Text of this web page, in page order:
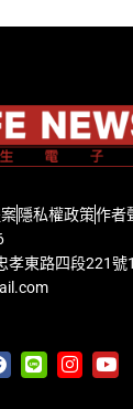
隱私權政策作者
孝東路四段221號